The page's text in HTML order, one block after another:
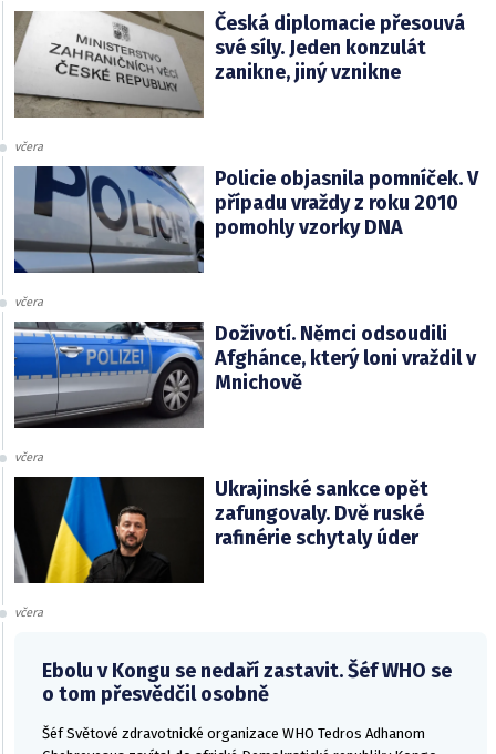
Česká diplomacie přesouvá
své síly. Jeden konzulát
zanikne, jiný vznikne
včera
Policie objasnila pomníček. V
případu vraždy z roku 2010
pomohly vzorky DNA
včera
Doživotí. Němci odsoudili
Afghánce, který loni vraždil v
Mnichově
včera
Ukrajinské sankce opět
zafungovaly. Dvě ruské
rafinérie schytaly úder
včera
Ebolu v Kongu se nedaří zastavit. Šéf WHO se
o tom přesvědčil osobně
Šéf Světové zdravotnické organizace WHO Tedros Adhanom